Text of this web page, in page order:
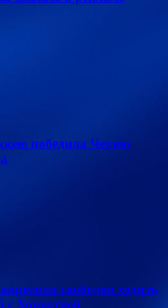
победила Чехию
свободно ходить
с Хорватией